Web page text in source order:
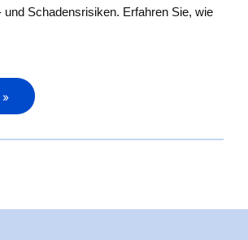
und Schadensrisiken. Erfahren Sie, wie